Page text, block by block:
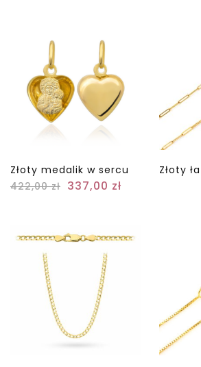
Złoty medalik w sercu
422,00zł 337,00 zł
Złoty